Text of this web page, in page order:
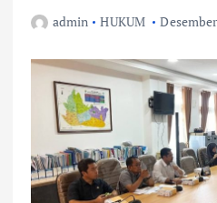
admin HUKUM